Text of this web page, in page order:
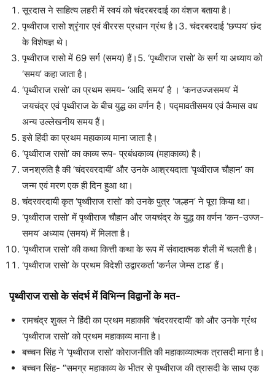
सूरदास ने साहित्य लहरी में स्वयं को चंदरबरदाई का वंशज बताया है।
पृथ्वीराज रासो श्रृंगार एवं वीररस प्रधान ग्रंथ है।3. चंदरबरदाई ‘छप्पय’ छंद
के विशेषज्ञ थे।
पृथ्वीराज रासो में 69 सर्ग (समय) हैं।5. ‘पृथ्वीराज रासो’ के सर्ग या अध्याय को
‘समय’ कहा जाता है।
‘पृथ्वीराज रासो’ का प्रथम समय- ‘आदि समय’ है । ‘कनउज्जसमय’ में
जयचंद्र एवं पृथ्वीराज के बीच युद्ध का वर्णन है। पद्मावतीसमय एवं कैमास वध
अन्य उल्लेखनीय समय हैं।
इसे हिंदी का प्रथम महाकाव्य माना जाता है।
‘पृथ्वीराज रासो’ का काव्य रूप- प्रबंधकाव्य (महाकाव्य) है।
जनश्रुति है की ‘चंदरवरदायी’ और उनके आश्रयदाता ‘पृथ्वीराज चौहान’ का
जन्म एवं मरण एक ही दिन हुआ था।
चंदरवरदायी कृत ‘पृथ्वीराज रासो’ को उनके पुत्र ‘जल्हन’ ने पूरा किया था।
‘पृथ्वीराज रासो’ में पृथ्वीराज चौहान और जयचंद्र के युद्ध का वर्णन ‘कन-उज्ज-
समय’ अध्याय (समय) में मिलता है।
‘पृथ्वीराज रासो’ की कथा कित्ती कथा के रूप में संवादात्मक शैली में चलती है।
‘पृथ्वीराज रासो’ के प्रथम विदेशी उद्वारकर्ता ‘कर्नल जेम्स टाड’ हैं।
पृथ्वीराज रासो के संदर्भ में विभिन्न विद्वानों के मत-
रामचंद्र शुक्ल ने हिंदी का प्रथम महाकवि ‘चंदरवरदायी’ को और उनके ग्रंथ
‘पृथ्वीराज रासो’ को प्रथम महाकाव्य माना है।
बच्चन सिंह ने ‘पृथ्वीराज रासो’ कोराजनीति की महाकाव्यात्मक त्रासदी माना है।
बच्चन सिंह- “समग्र महाकाव्य के भीतर से पृथ्वीराज की त्रासदी के साथ एक